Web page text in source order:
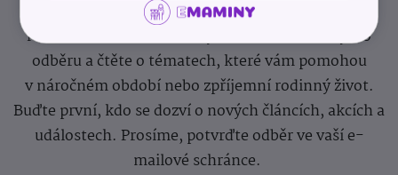
podpora pro rodiče i sdílení zkušeností. Takový je
Newsletter webu eMaminy.cz. Přihlaste se k jeho
odběru a čtěte o tématech, které vám pomohou
v náročném období nebo zpříjemní rodinný život.
Buďte první, kdo se dozví o nových článcích, akcích a
událostech. Prosíme, potvrďte odběr ve vaší e-
mailové schránce.